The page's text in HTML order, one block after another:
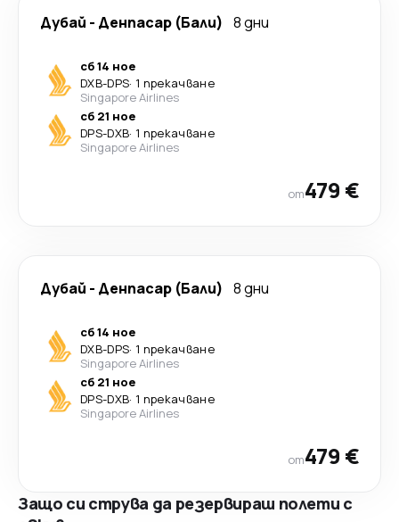
Дубай - Денпасар (Бали) 8 дни
сб 14 ное
DXB-DPS· 1 прекачване
Singapore Airlines
сб 21 ное
DPS-DXB· 1 прекачване
Singapore Airlines
от479 €
Дубай - Денпасар (Бали) 8 дни
сб 14 ное
DXB-DPS· 1 прекачване
Singapore Airlines
сб 21 ное
DPS-DXB· 1 прекачване
Singapore Airlines
от479 €
Защо си струва да резервираш полети с